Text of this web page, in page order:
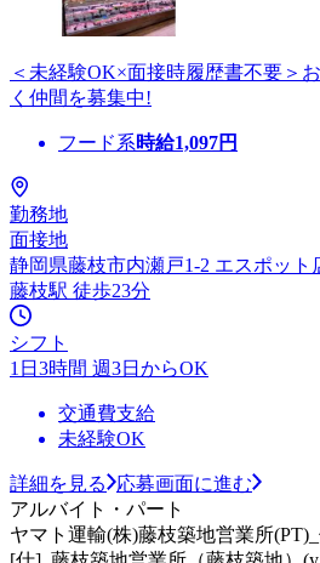
＜未経験OK×面接時履歴書不要＞
く仲間を募集中!
フード系時給1,097円
勤務地
面接地
静岡県藤枝市内瀬戸1-2 エスポット
藤枝駅 徒歩23分
シフト
1日3時間 週3日からOK
交通費支給
未経験OK
詳細を見る
応募画面に進む
アルバイト・パート
ヤマト運輸(株)藤枝築地営業所